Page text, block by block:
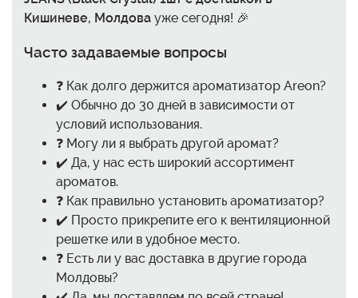
Кишиневе, Молдова уже сегодня! 🎉
Часто задаваемые вопросы
❓ Как долго держится ароматизатор Areon?
✔️ Обычно до 30 дней в зависимости от
условий использования.
❓ Могу ли я выбрать другой аромат?
✔️ Да, у нас есть широкий ассортимент
ароматов.
❓ Как правильно установить ароматизатор?
✔️ Просто прикрепите его к вентиляционной
решетке или в удобное место.
❓ Есть ли у вас доставка в другие города
Молдовы?